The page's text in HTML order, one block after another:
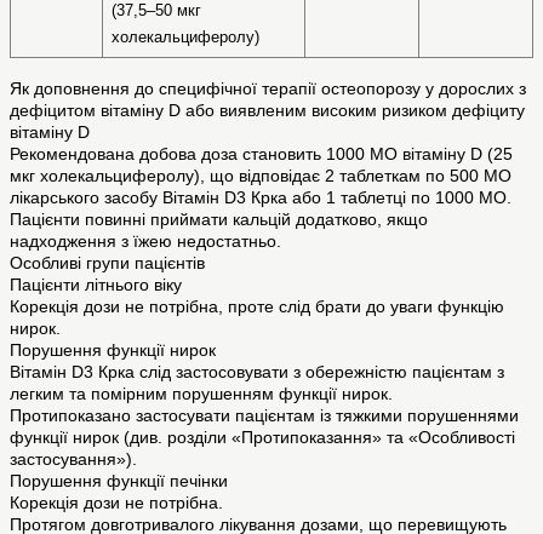
(37,5–50 мкг
холекальциферолу)
Як доповнення до специфічної терапії остеопорозу у дорослих з
дефіцитом вітаміну D або виявленим високим ризиком дефіциту
вітаміну D
Рекомендована добова доза становить 1000 МО вітаміну D (25
мкг холекальциферолу), що відповідає 2 таблеткам по 500 МО
лікарського засобу Вітамін D3 Крка або 1 таблетці по 1000 МО.
Пацієнти повинні приймати кальцій додатково, якщо
надходження з їжею недостатньо.
Особливі групи пацієнтів
Пацієнти літнього віку
Корекція дози не потрібна, проте слід брати до уваги функцію
нирок.
Порушення функції нирок
Вітамін D3 Крка слід застосовувати з обережністю пацієнтам з
легким та помірним порушенням функції нирок.
Протипоказано застосувати пацієнтам із тяжкими порушеннями
функції нирок (див. розділи «Протипоказання» та «Особливості
застосування»).
Порушення функції печінки
Корекція дози не потрібна.
Протягом довготривалого лікування дозами, що перевищують